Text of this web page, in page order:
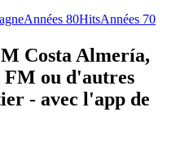
Années 80HitsAnnées 70
Costa Almería,
ou d'autres
- avec l'app de